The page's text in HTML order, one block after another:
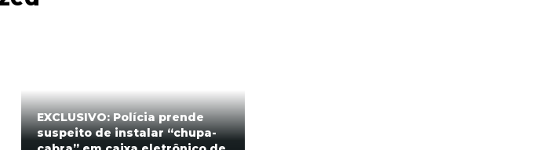
EXCLUSIVO: Polícia prende
suspeito de instalar “chupa-